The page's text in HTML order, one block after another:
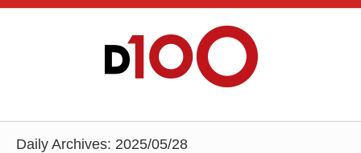
Daily Archives: 2025/05/28